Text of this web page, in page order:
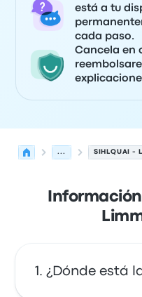
está a tu
cada paso.
Cancela en
... SIHLQUAI -
¿Dónde está